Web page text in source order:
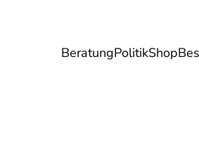
BeratungPolitikShop
Gesundheit Energie